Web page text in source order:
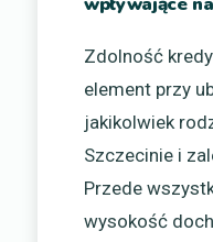
Zdolność
element przy
jakikolwiek
Szczecinie i
Przede
wysokość